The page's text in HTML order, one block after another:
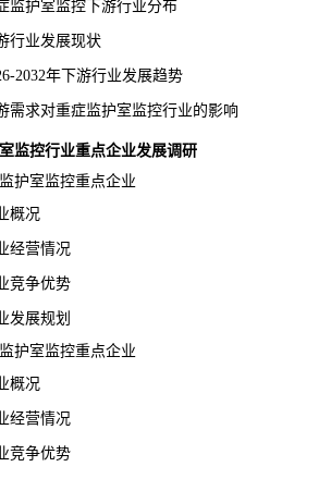
室监控下游行业分布
发展现状
年下游行业发展趋势
重症监护室监控行业的影响
监控行业重点企业发展调研
室监控重点企业
况
营情况
争优势
规划
室监控重点企业
况
营情况
争优势